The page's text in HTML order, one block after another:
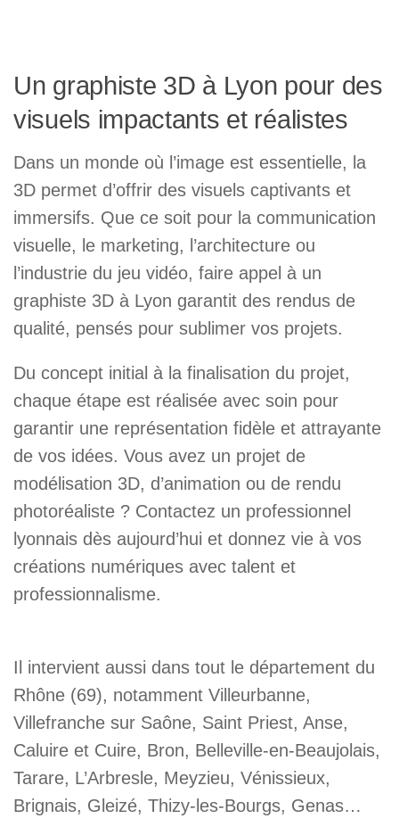
Un graphiste 3D à Lyon pour des
visuels impactants et réalistes
Dans un monde où l’image est essentielle, la
3D permet d’offrir des visuels captivants et
immersifs. Que ce soit pour la communication
visuelle, le marketing, l’architecture ou
l’industrie du jeu vidéo, faire appel à un
graphiste 3D à Lyon garantit des rendus de
qualité, pensés pour sublimer vos projets.
Du concept initial à la finalisation du projet,
chaque étape est réalisée avec soin pour
garantir une représentation fidèle et attrayante
de vos idées. Vous avez un projet de
modélisation 3D, d’animation ou de rendu
photoréaliste ? Contactez un professionnel
lyonnais dès aujourd’hui et donnez vie à vos
créations numériques avec talent et
professionnalisme.
Il intervient aussi dans tout le département du
Rhône (69), notamment Villeurbanne,
Villefranche sur Saône, Saint Priest, Anse,
Caluire et Cuire, Bron, Belleville-en-Beaujolais,
Tarare, L’Arbresle, Meyzieu, Vénissieux,
Brignais, Gleizé, Thizy-les-Bourgs, Genas…